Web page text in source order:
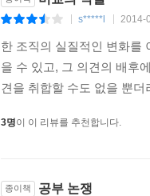
s*****l 2014-
한 조직의 실질적인 변화를
을 수 있고, 그 의견의 배후
견을 취합할 수도 없을 뿐
3명이 이 리뷰를 추천합니다.
종이책 공부 논쟁